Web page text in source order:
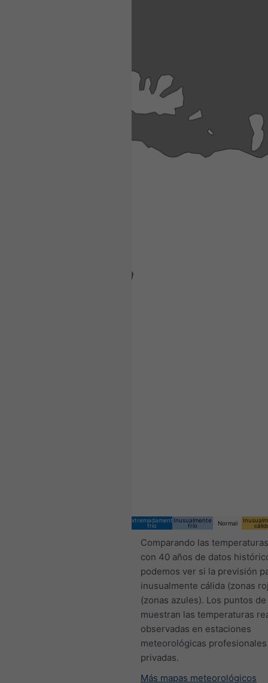
Extremadamente
frío
Inusualmente
frío
Normal
Comparando las
con 40 años de datos
podemos ver si la previsión
inusualmente cálida (zonas
(zonas azules). Los puntos
muestran las temperaturas
observadas en estaciones
meteorológicas
privadas.
Más mapas meteorológicos